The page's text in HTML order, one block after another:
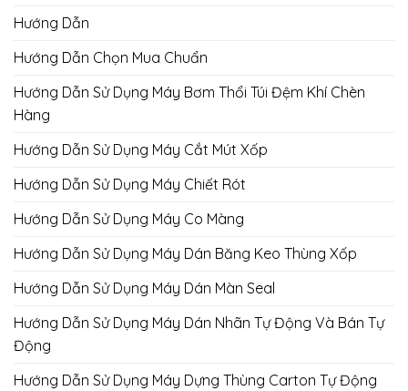
Hướng Dẫn
Hướng Dẫn Chọn Mua Chuẩn
Hướng Dẫn Sử Dụng Máy Bơm Thổi Túi Đệm Khí Chèn
Hàng
Hướng Dẫn Sử Dụng Máy Cắt Mút Xốp
Hướng Dẫn Sử Dụng Máy Chiết Rót
Hướng Dẫn Sử Dụng Máy Co Màng
Hướng Dẫn Sử Dụng Máy Dán Băng Keo Thùng Xốp
Hướng Dẫn Sử Dụng Máy Dán Màn Seal
Hướng Dẫn Sử Dụng Máy Dán Nhãn Tự Động Và Bán Tự
Động
Hướng Dẫn Sử Dụng Máy Dựng Thùng Carton Tự Động